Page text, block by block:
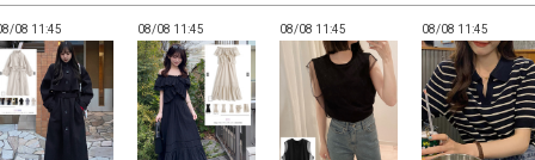
08 11:45 08/08 11:45 08/08 11:45 08/08 11:45